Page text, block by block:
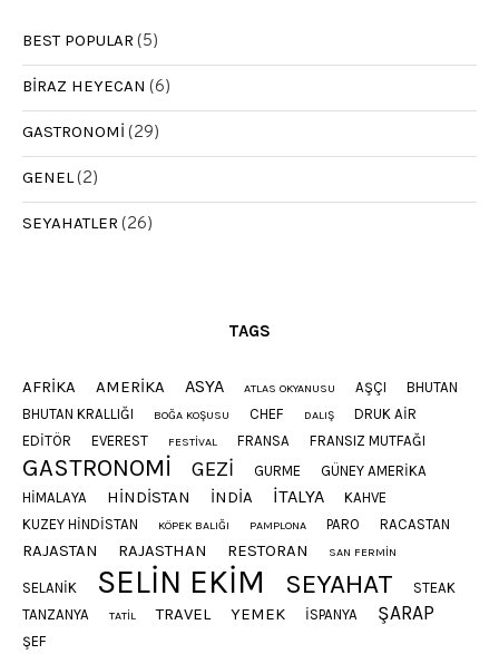
BEST POPULAR (5)
BIRAZ HEYECAN (6)
GASTRONOMI (29)
GENEL(2)
SEYAHATLER (26)
TAGS
AFRIKA AMERIKA ASYA ATLAS OKYANUSU AŞÇI
BHUTAN
BHUTAN KRALLIĞI
BOĞA KOŞUSU CHEF DALIŞ
DRUK AIR
EDITÖR
EVEREST FESTIVAL FRANSA FRANSIZ MUTFAĞI
GASTRONOMI GEZI GURME
GÜNEY AMERIKA
HIMALAYA
HINDISTAN INDIA ITALYA
KAHVE
KUZEY HINDISTAN
KÖPEK BALIĞI PAMPLONA PARO RACASTAN
RAJASTAN RAJASTHAN RESTORAN SAN FERMIN
SELANIK SELIN EKIM SEYAHAT
STEAK
TANZANYA
TATIL TRAVEL YEMEK İSPANYA ŞARAP
ŞEF